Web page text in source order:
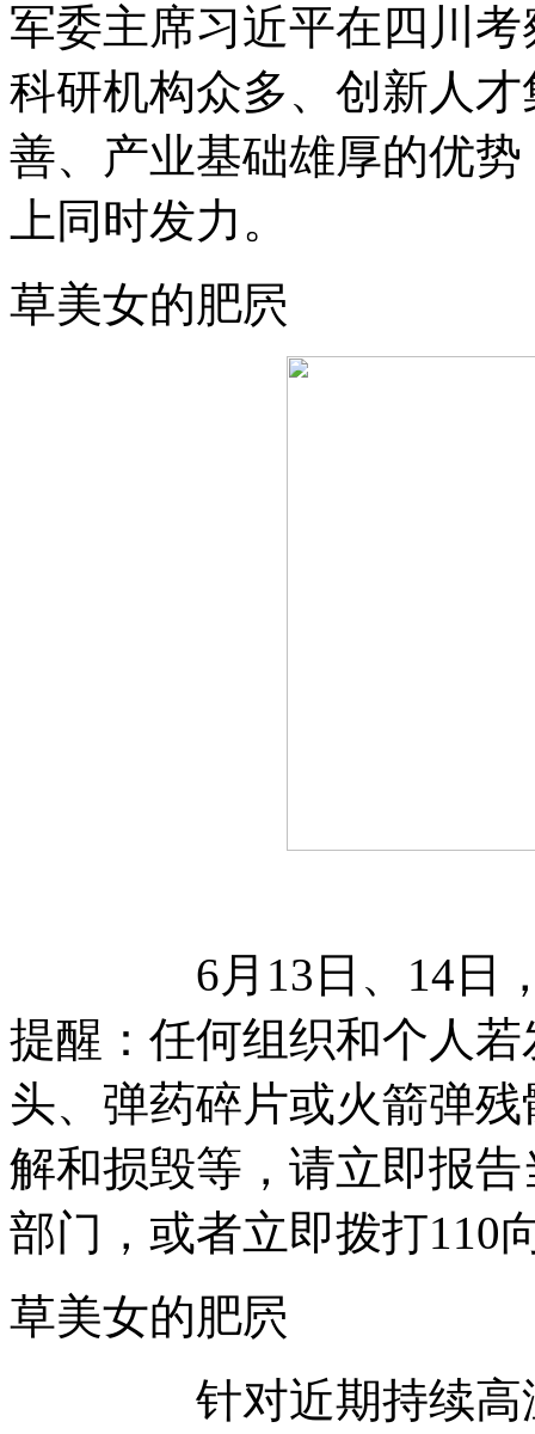
军委主席习近平在四川
科研机构众多、创新人
善、产业基础雄厚的优
上同时发力。
草美女的肥屄
6月13日、14日，河
提醒：任何组织和个人
头、弹药碎片或火箭弹
解和损毁等，请立即报
部门，或者立即拨打110
草美女的肥屄
针对近期持续高温